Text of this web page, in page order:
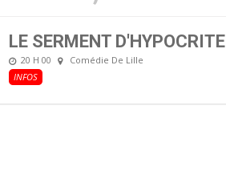
LE SERMENT D'HYPOCRITE
20 H 00
Comédie De Lille
INFOS